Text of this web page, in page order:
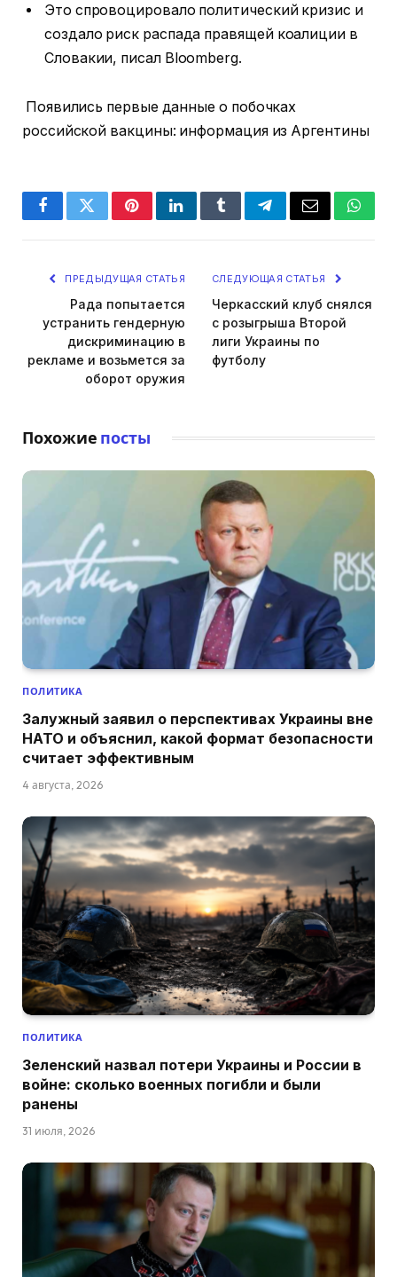
Это спровоцировало политический кризис и
создало риск распада правящей коалиции в
Словакии, писал Bloomberg.
Появились первые данные о побочках
российской вакцины: информация из Аргентины
FacebookTwitterPinterestLinkedInTumblrTelegramEmail
ПРЕДЫДУЩАЯ СТАТЬЯ
Рада попытается
устранить гендерную
дискриминацию в
рекламе и возьмется за
оборот оружия
СЛЕДУЮЩАЯ СТАТЬЯ
Черкасский клуб снялся
с розыгрыша Второй
лиги Украины по
футболу
Похожие посты
ПОЛИТИКА
Залужный заявил о перспективах Украины вне
НАТО и объяснил, какой формат безопасности
считает эффективным
4 августа, 2026
ПОЛИТИКА
Зеленский назвал потери Украины и России в
войне: сколько военных погибли и были
ранены
31 июля, 2026